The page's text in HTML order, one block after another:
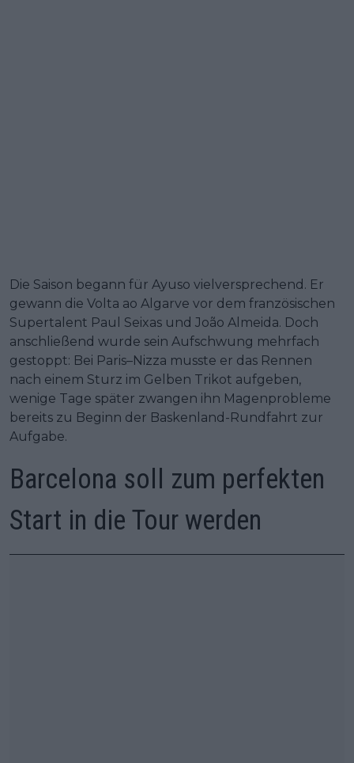
Die Saison begann für Ayuso vielversprechend. Er
gewann die Volta ao Algarve vor dem französischen
Supertalent Paul Seixas und João Almeida. Doch
anschließend wurde sein Aufschwung mehrfach
gestoppt: Bei Paris–Nizza musste er das Rennen
nach einem Sturz im Gelben Trikot aufgeben,
wenige Tage später zwangen ihn Magenprobleme
bereits zu Beginn der Baskenland-Rundfahrt zur
Aufgabe.
Barcelona soll zum perfekten
Start in die Tour werden